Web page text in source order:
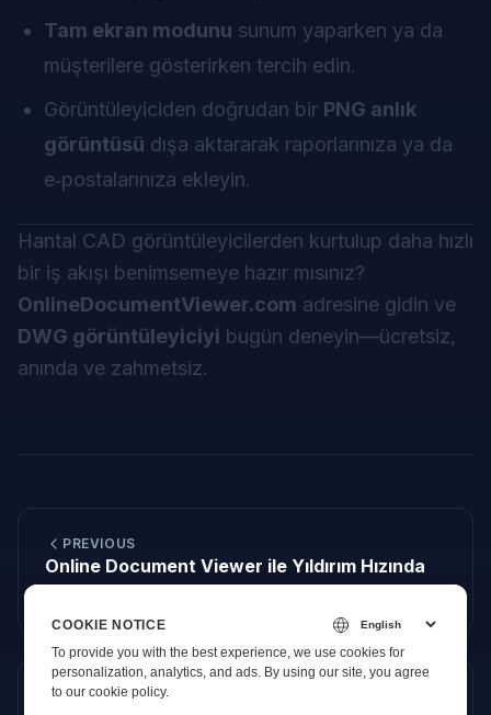
Tam ekran modunu sunum yaparken ya da
müşterilere gösterirken tercih edin.
Görüntüleyiciden doğrudan bir PNG anlık
görüntüsü dışa aktararak raporlarınıza ya da
e‑postalarınıza ekleyin.
Hantal CAD görüntüleyicilerden kurtulup daha hızlı
bir iş akışı benimsemeye hazır mısınız?
OnlineDocumentViewer.com adresine gidin ve
DWG görüntüleyiciyi bugün deneyin—ücretsiz,
anında ve zahmetsiz.
PREVIOUS
Online Document Viewer ile Yıldırım Hızında
COOKIE NOTICE
To provide you with the best experience, we use cookies for
personalization, analytics, and ads. By using our site, you agree
toour cookie policy.